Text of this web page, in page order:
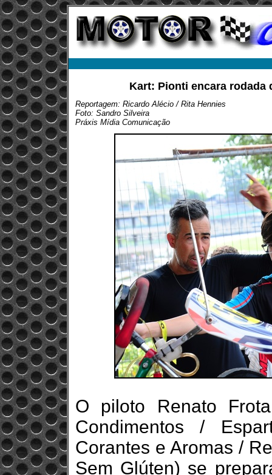
Kart: Pionti encara rodada
Reportagem: Ricardo Alécio / Rita Hennies
Foto: Sandro Silveira
Práxis Mídia Comunicação
O piloto Renato
Condimentos /
Corantes e Aromas /
Sem Glúten) se